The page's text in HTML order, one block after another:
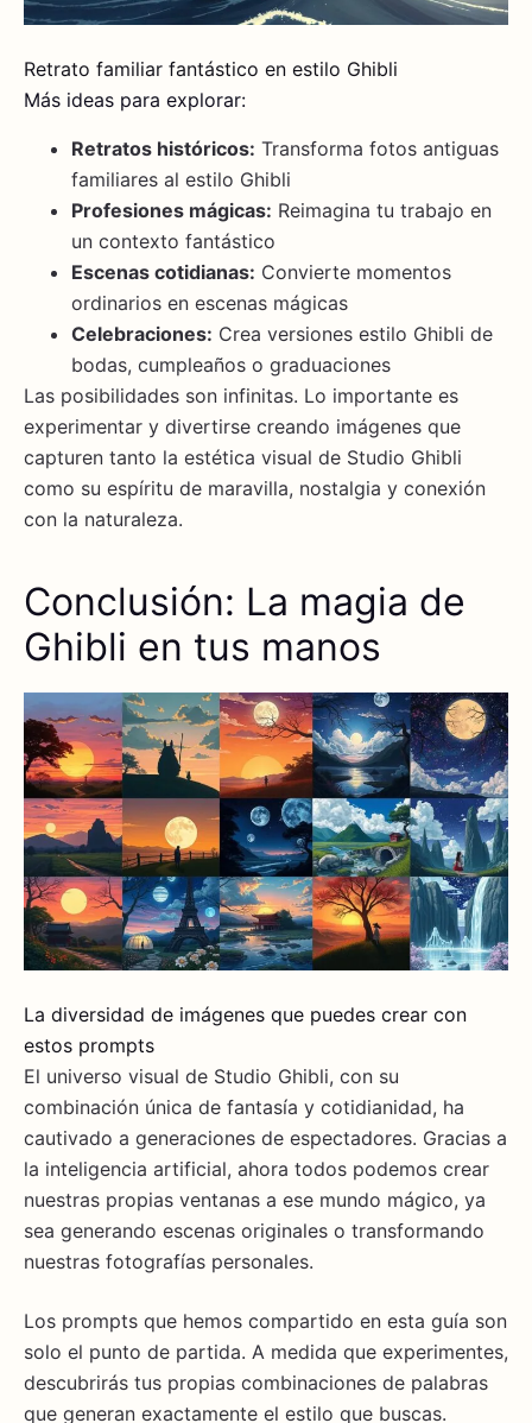
Retrato familiar fantástico en estilo Ghibli
Más ideas para explorar:
Retratos históricos: Transforma fotos antiguas
familiares al estilo Ghibli
Profesiones mágicas: Reimagina tu trabajo en
un contexto fantástico
Escenas cotidianas: Convierte momentos
ordinarios en escenas mágicas
Celebraciones: Crea versiones estilo Ghibli de
bodas, cumpleaños o graduaciones
Las posibilidades son infinitas. Lo importante es
experimentar y divertirse creando imágenes que
capturen tanto la estética visual de Studio Ghibli
como su espíritu de maravilla, nostalgia y conexión
con la naturaleza.
Conclusión: La magia de
Ghibli en tus manos
La diversidad de imágenes que puedes crear con
estos prompts
El universo visual de Studio Ghibli, con su
combinación única de fantasía y cotidianidad, ha
cautivado a generaciones de espectadores. Gracias a
la inteligencia artificial, ahora todos podemos crear
nuestras propias ventanas a ese mundo mágico, ya
sea generando escenas originales o transformando
nuestras fotografías personales.
Los prompts que hemos compartido en esta guía son
solo el punto de partida. A medida que experimentes,
descubrirás tus propias combinaciones de palabras
que generan exactamente el estilo que buscas.